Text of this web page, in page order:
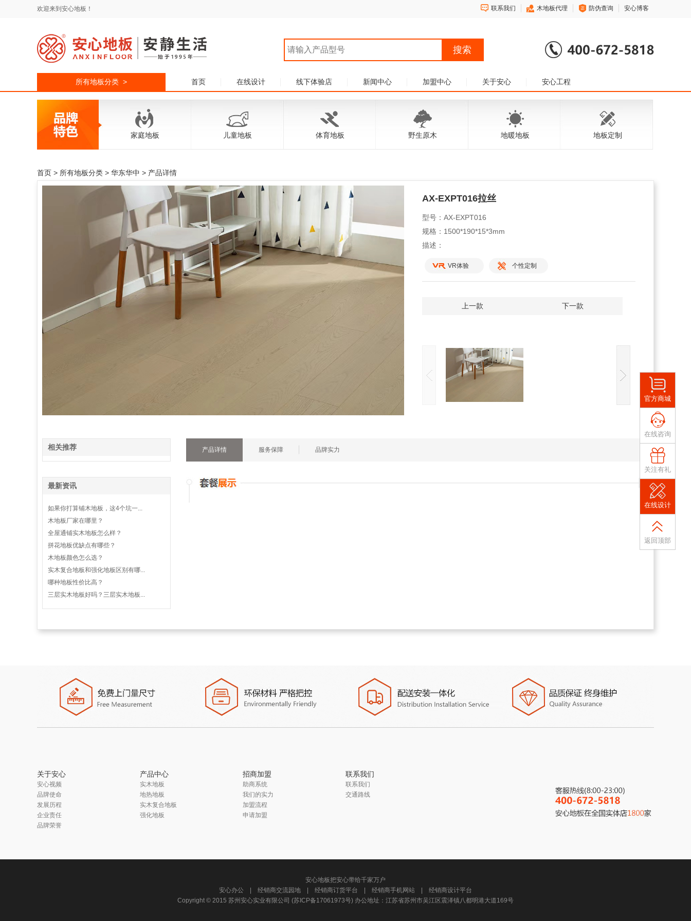
欢迎来到安心地板！ 联系我们 木地板代理 防伪查询 安心博客
所有地板分类 > 首页 在线设计 线下体验店 新闻中心 加盟中心 关于安心 安心工程
官方商城
在线咨询
关注有礼
在线设计
返回顶部
家庭地板 儿童地板 体育地板 野生原木 地暖地板 地板定制
首页 > 所有地板分类 > 华东华中 > 产品详情
AX-EXPT016拉丝
型号：AX-EXPT016
规格：1500*190*15*3mm
描述：
VR体验 个性定制
上一款 下一款
相关推荐
最新资讯
如果你打算铺木地板，这4个坑一...
木地板厂家在哪里？
全屋通铺实木地板怎么样？
拼花地板优缺点有哪些？
木地板颜色怎么选？
实木复合地板和强化地板区别有哪...
哪种地板性价比高？
三层实木地板好吗？三层实木地板...
产品详情 服务保障 品牌实力
关于安心
安心视频
品牌使命
发展历程
企业责任
品牌荣誉
产品中心
实木地板
地热地板
实木复合地板
强化地板
招商加盟
助商系统
我们的实力
加盟流程
申请加盟
联系我们
联系我们
交通路线
安心地板把安心带给千家万户
安心办公
经销商交流园地 经销商订货平台 经销商手机网站
经销商设计平台
Copyright © 2015 苏州安心实业有限公司 (苏ICP备17061973号) 办公地址：江苏省苏州市吴江区震泽镇八都明港大道169号